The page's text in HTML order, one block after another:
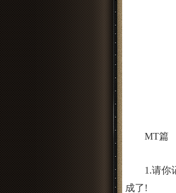
MT篇
1.请你记
成了!